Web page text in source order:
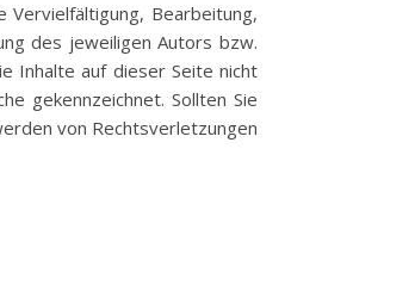
Bearbeitung,
des jeweiligen Autors bzw.
Inhalte auf dieser Seite nicht
gekennzeichnet. Sollten Sie
von Rechtsverletzungen